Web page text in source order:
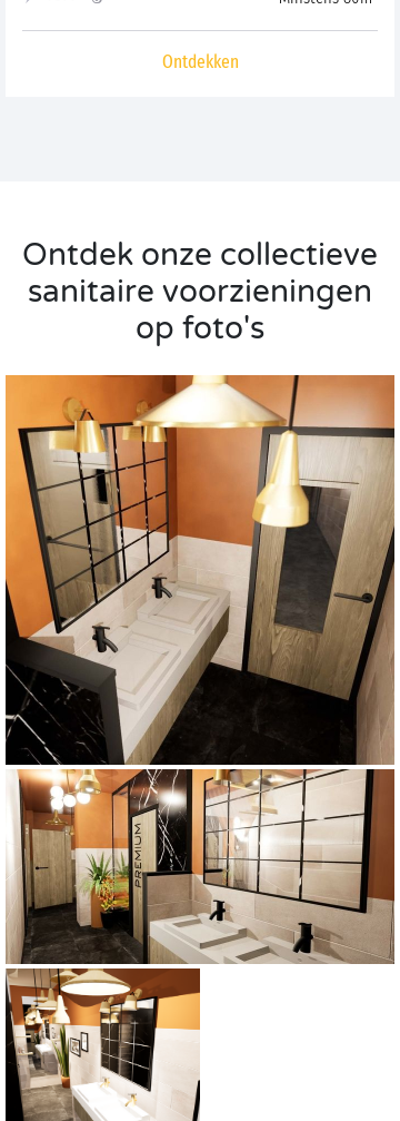
Ontdekken
Ontdek onze collectieve
sanitaire voorzieningen
op foto's